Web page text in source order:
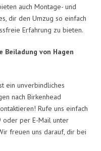
auch Montage- und
dir den Umzug so einfach
Erfahrung zu bieten.
von Hagen
ein unverbindliches
nach Birkenhead
Rufe uns einfach
per E-Mail unter
freuen uns darauf, dir bei